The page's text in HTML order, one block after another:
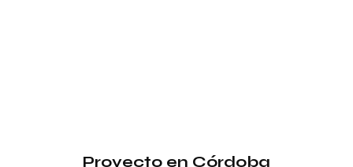
Proyecto en Córdoba